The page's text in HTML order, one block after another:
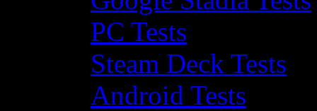
PC Tests
Steam Deck Tests
Android Tests